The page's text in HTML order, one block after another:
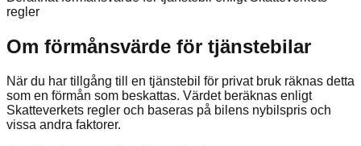
regler
Om förmånsvärde för tjänstebilar
När du har tillgång till en tjänstebil för privat bruk räknas detta
som en förmån som beskattas. Värdet beräknas enligt
Skatteverkets regler och baseras på bilens nybilspris och
vissa andra faktorer.